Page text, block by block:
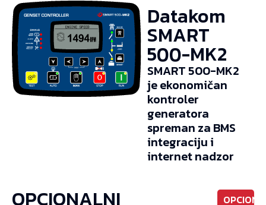
Datakom
SMART
500-MK2
SMART 500-MK2
je ekonomičan
kontroler
generatora
spreman za BMS
integraciju i
internet nadzor
OPCIONALNI OPCIONO